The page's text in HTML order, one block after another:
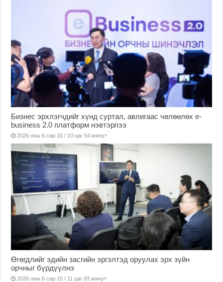
Бизнес эрхлэгчдийг хүнд суртал, авлигаас чөлөөлөх е-
business 2.0 платформ нэвтэрлээ
2026 оны 6 сар 16 / 10 цаг 54 минут
Өгөгдлийг эдийн засгийн эргэлтэд оруулах эрх зүйн
орчныг бүрдүүлнэ
2026 оны 6 сар 15 / 11 цаг 03 минут